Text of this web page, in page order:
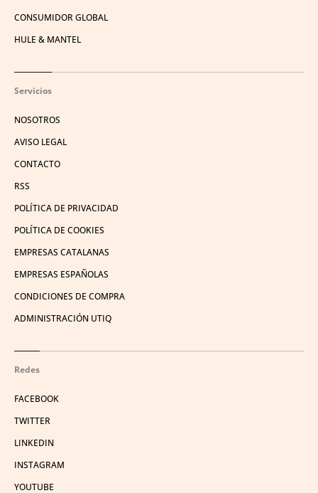
CONSUMIDOR GLOBAL
HULE & MANTEL
Servicios
NOSOTROS
AVISO LEGAL
CONTACTO
RSS
POLÍTICA DE PRIVACIDAD
POLÍTICA DE COOKIES
EMPRESAS CATALANAS
EMPRESAS ESPAÑOLAS
CONDICIONES DE COMPRA
ADMINISTRACIÓN UTIQ
Redes
FACEBOOK
TWITTER
LINKEDIN
INSTAGRAM
YOUTUBE